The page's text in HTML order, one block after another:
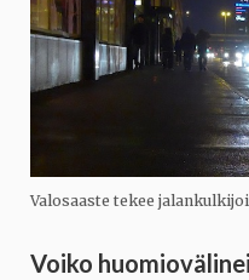
Valosaaste tekee
Voiko